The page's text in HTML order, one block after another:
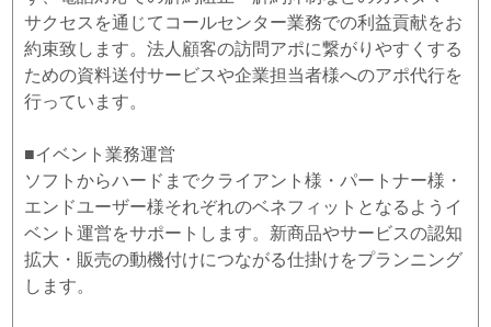
サクセスを通じてコールセンター業務での利益貢献をお
約束致します。法人顧客の訪問アポに繋がりやすくする
ための資料送付サービスや企業担当者様へのアポ代行を
行っています。
■イベント業務運営
ソフトからハードまでクライアント様・パートナー様・
エンドユーザー様それぞれのベネフィットとなるようイ
ベント運営をサポートします。新商品やサービスの認知
拡大・販売の動機付けにつながる仕掛けをプランニング
します。